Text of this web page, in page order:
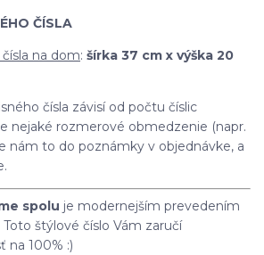
ČÍSLA
na dom: šírka 37 cm x výška 20
čísla závisí od počtu číslic
nejaké rozmerové obmedzenie (napr.
nám to do poznámky v objednávke, a
spolu je modernejším prevedením
štýlové číslo Vám zaručí
na 100% :)